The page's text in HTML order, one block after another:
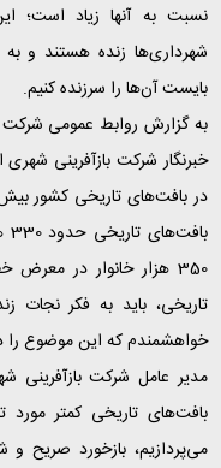
نسبت به آنها زیاد است؛
شهرداری‌ها زنده هستند و
بایست آن‌ها را سرزنده کنیم.
به گزارش روابط عمومی
خبرنگار شرکت بازآفرینی شهری
350 هزار خانوار در
تاریخی، باید به فکر نجات
خواهشمندم که این موضوع را
مدیر عامل شرکت بازآفرینی
بافت‌های تاریخی کمتر
می‌پردازیم، بازخورد صریح و